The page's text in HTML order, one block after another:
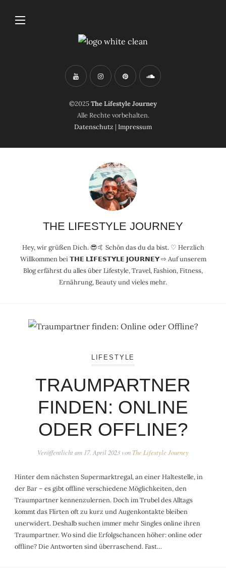
©2025The Lifestyle Journey
Alle Rechte vorbehalten.
Datenschutz | Impressum
THE LIFESTYLE JOURNEY
Hey, wir grüßen Dich. 😎🤙 Schön das du da bist. ♡ Herzlich
Willkommen bei 𝗧𝗛𝗘 𝗟𝗜𝗙𝗘𝗦𝗧𝗬𝗟𝗘 𝗝𝗢𝗨𝗥𝗡𝗘𝗬 ⇨ Auf unserem
Blog erfährst du alles über Lifestyle, Travel, Fashion, Fitness,
Ernährung, Beauty und vieles mehr.
LIFESTYLE
TRAUMPARTNER
FINDEN: ONLINE
ODER OFFLINE?
Veröffentlicht am 17. April 2023 von The Lifestyle Journey
Hinter dem nächsten Supermarktregal, an einer Haltestelle, in
der Bar – es gibt offline verschiedene Möglichkeiten, den
Traumpartner kennenzulernen. Doch im Trubel des Alltags
kommt das Flirten oft zu kurz und Augenkontakte bleiben
unerwidert. Deshalb suchen immer mehr Singles online ihren
Traumpartner. Wo sind die Erfolgschancen höher: online oder
offline? Die Antworten sind überraschend. Fast…